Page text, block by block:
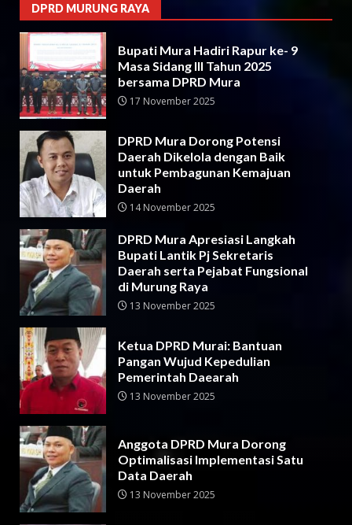
DPRD MURUNG RAYA
Bupati Mura Hadiri Rapur ke- 9
Masa Sidang III Tahun 2025
bersama DPRD Mura
17 November 2025
DPRD Mura Dorong Potensi
Daerah Dikelola dengan Baik
untuk Pembagunan Kemajuan
Daerah
14 November 2025
DPRD Mura Apresiasi Langkah
Bupati Lantik Pj Sekretaris
Daerah serta Pejabat Fungsional
di Murung Raya
13 November 2025
Ketua DPRD Murai: Bantuan
Pangan Wujud Kepedulian
Pemerintah Daearah
13 November 2025
Anggota DPRD Mura Dorong
Optimalisasi Implementasi Satu
Data Daerah
13 November 2025